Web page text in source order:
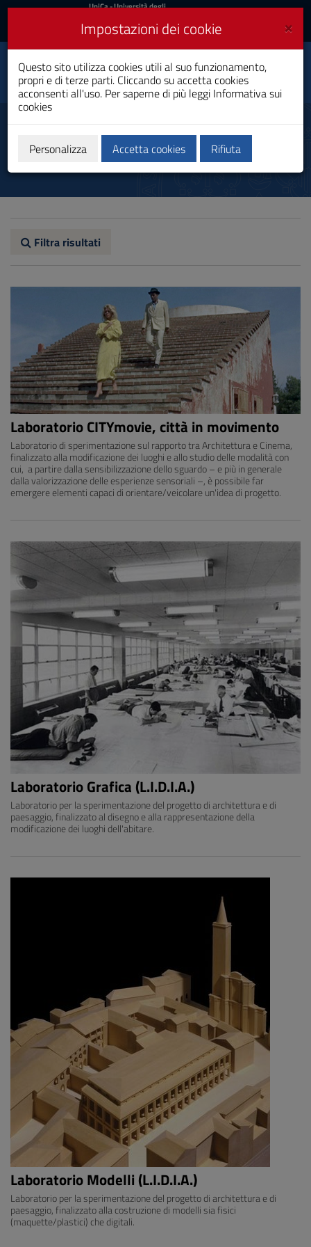
Vai
al
navigazione
sito
Footer
UniCa
Accedi
UniCa- Università degli
Accedi UniCA News
Toggle
navigation
Architettura
Laurea Magistrale
Aule informatiche
Filtra risultati
Laboratorio CITYmovie, città in movimento
Laboratorio di sperimentazione sul rapporto tra Architettura e Cinema,
finalizzato alla modificazione dei luoghi e allo studio delle modalità con
cui, a partire dalla sensibilizzazione dello sguardo – e più in generale
dalla valorizzazione delle esperienze sensoriali –, è possibile far
emergere elementi capaci di orientare/veicolare un'idea di progetto.
Laboratorio Grafica (L.I.D.I.A.)
Laboratorio per la sperimentazione del progetto di architettura e di
paesaggio, finalizzato al disegno e alla rappresentazione della
modificazione dei luoghi dell'abitare.
Laboratorio Modelli (L.I.D.I.A.)
Laboratorio per la sperimentazione del progetto di architettura e di
paesaggio, finalizzato alla costruzione di modelli sia fisici
(maquette/plastici) che digitali.
×
Impostazioni dei cookie
Questo sito utilizza cookies utili al suo funzionamento,
propri e di terze parti. Cliccando su accetta cookies
acconsenti all'uso. Per saperne di più leggi Informativa sui
cookies
Personalizza Accetta cookies Rifiuta